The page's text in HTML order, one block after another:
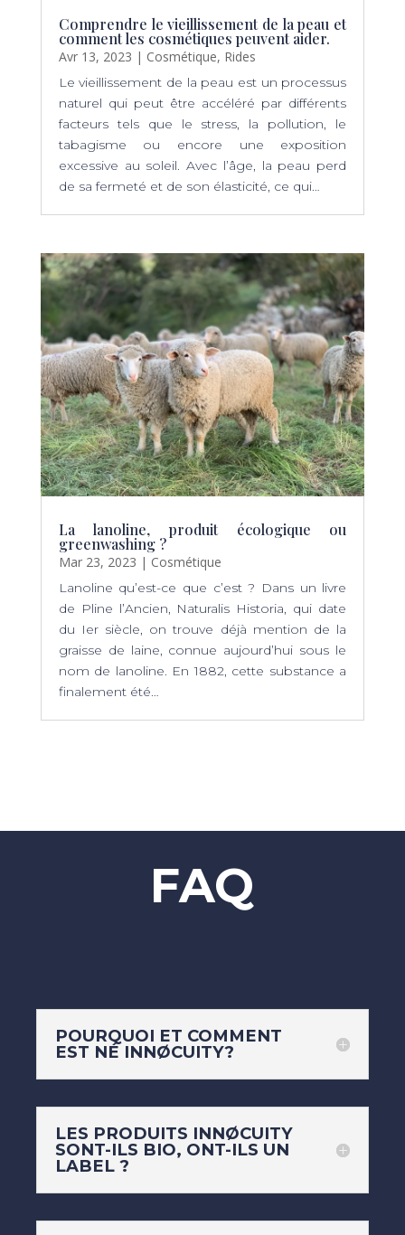
Comprendre le vieillissement de la peau et
comment les cosmétiques peuvent aider.
Avr 13, 2023 | Cosmétique, Rides
Le vieillissement de la peau est un processus
naturel qui peut être accéléré par différents
facteurs tels que le stress, la pollution, le
tabagisme ou encore une exposition
excessive au soleil. Avec l’âge, la peau perd
de sa fermeté et de son élasticité, ce qui…
La lanoline, produit écologique ou
greenwashing ?
Mar 23, 2023 | Cosmétique
Lanoline qu’est-ce que c’est ? Dans un livre
de Pline l’Ancien, Naturalis Historia, qui date
du Ier siècle, on trouve déjà mention de la
graisse de laine, connue aujourd’hui sous le
nom de lanoline. En 1882, cette substance a
finalement été…
FAQ
POURQUOI ET COMMENT
EST NÉ INNØCUITY?
LES PRODUITS INNØCUITY
SONT-ILS BIO, ONT-ILS UN
LABEL ?